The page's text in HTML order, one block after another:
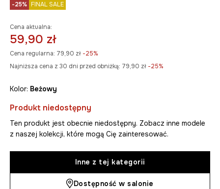
-25% FINAL SALE
Cena aktualna:
59,90 zł
Cena regularna: 79,90 zł -25%
Najniższa cena z 30 dni przed obniżką: 79,90 zł -25%
Kolor: beżowy
Produkt niedostępny
Ten produkt jest obecnie niedostępny. Zobacz inne modele
z naszej kolekcji, które mogą Cię zainteresować.
Inne z tej kategorii
Dostępność w salonie